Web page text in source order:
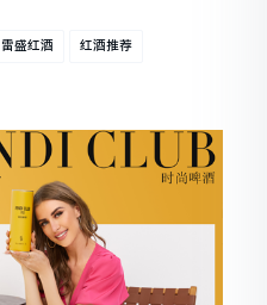
雷盛红酒 红酒推荐